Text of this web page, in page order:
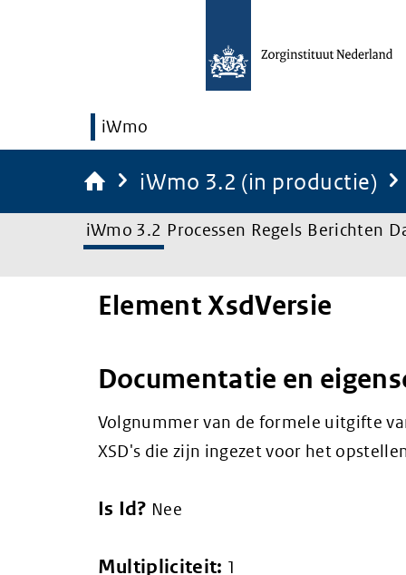
iWmo
iWmo 3.2 (in productie)
iWmo 3.2 Processen Regels Berichten
Element XsdVersie
Documentatie en
Volgnummer van de formele uitgifte
XSD's die zijn ingezet voor het
Is Id? Nee
Multipliciteit: 1